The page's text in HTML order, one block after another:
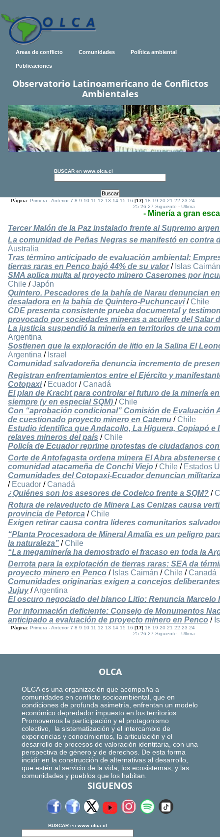
Areas de conflicto Comunidades Política ambiental
Publicaciones
Observatorio Latinoamericano de Conflictos
Ambientales
BUSCAR en www.olca.cl
Página:Primera -Anterior 7 8 9 10 11 12 13 14 15 16 [17]18 19 20 21 22 23 24
25 26 27 Siguiente -Ultima
- Minería a gran
Tercer Malón de la Paz instalado frente al Supremo
La comunidad de Peñas Negras se manifestó en contra
Australia
Tras término anticipado de evaluación ambiental:
tierras raras en Penco bajó 44% de su valor/ Islas Caimán
SMA aplica multa al proyecto minero Caserones por
Chile /Japón
Quintero. Pescadores de la bahía de Narau denuncian
desaladora en la bahía de Quintero-Puchuncaví/ Chile
CDE presenta consistente prueba documental y
provocado por sociedades mineras a acuífero del Salar
La justicia suspendió la minería en territorios de una
Argentina
Sostienen que la exploración de litio en la Salina El
Argentina / Israel
Comunidad salvadoreña denuncia incremento de
Registran enfrentamientos entre el Ejército y
Cotopaxi/ Ecuador / Canadá
El plan de Kracht para controlar el futuro de la minería
siempre (y en especial SQM) / Chile
Con “aprobación condicional” Comisión de Evaluación
de cuestionado proyecto minero en Catemu / Chile
Estudio identifica que Andacollo, La Higuera, Copiapó e
relaves mineros del país / Chile
Policía de Ecuador reprime protestas de ciudadanos
Corte de Antofagasta ordena minera El Abra abstenerse
comunidad atacameña de Conchi Viejo / Chile / Estados
Comunidades del Cotopaxi-Ecuador denuncian
/ Ecuador / Canadá
¿Quiénes son los asesores de Codelco frente a SQM? /
Rotura de relaveducto de Minera Las Cenizas causa
provincia de Petorca / Chile
Exigen retirar causa contra líderes comunitarios
“Planta Procesadora de Mineral Amalia es un peligro
la naturaleza” / Chile
“La megaminería ha demostrado el fracaso en toda la
Derrota para la explotación de tierras raras: SEA da
proyecto minero en Penco / Islas Caimán / Chile / Canadá
Comunidades originarias exigen a concejos
Jujuy/Argentina
El oscuro negociado del blanco Litio: Renuncia Marcelo
Por información deficiente: Consejo de Monumentos
anticipado a evaluación de proyecto minero en Penco /
Página:Primera -Anterior 7 8 9 10 11 12 13 14 15 16 [17]18 19 20 21 22 23 24
25 26 27 Siguiente -Ultima
OLCA
OLCA es una organización que acompaña a
comunidades en conflicto socioambiental, que en
condiciones de profunda asimetría, enfrentan un modelo
económico depredador impuesto en los territorios.
Promovemos la participación y el protagonismo
colectivo, la sistematización y el intercambio de
experiencias y conocimientos, la articulación y el
desarrollo de procesos de valoración identitaria, con una
perspectiva de género y de derechos. De esta forma
incidir en la construcción de alternativas al desarrollo,
que estén al servicio de la vida, los ecosistemas, y las
comunidades y pueblos que los habitan.
SIGUENOS
BUSCAR en www.olca.cl